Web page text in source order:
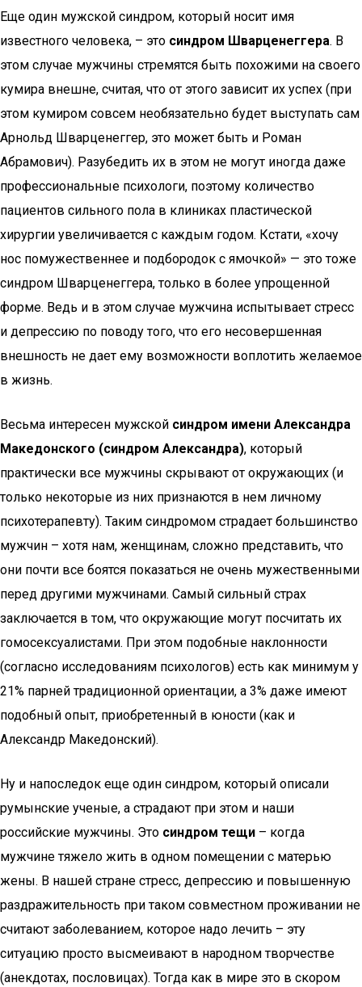
Еще один мужской синдром, который носит имя
известного человека, – это синдром Шварценеггера. В
этом случае мужчины стремятся быть похожими на своего
кумира внешне, считая, что от этого зависит их успех (при
этом кумиром совсем необязательно будет выступать сам
Арнольд Шварценеггер, это может быть и Роман
Абрамович). Разубедить их в этом не могут иногда даже
профессиональные психологи, поэтому количество
пациентов сильного пола в клиниках пластической
хирургии увеличивается с каждым годом. Кстати, «хочу
нос помужественнее и подбородок с ямочкой» — это тоже
синдром Шварценеггера, только в более упрощенной
форме. Ведь и в этом случае мужчина испытывает стресс
и депрессию по поводу того, что его несовершенная
внешность не дает ему возможности воплотить желаемое
в жизнь.
Весьма интересен мужской синдром имени Александра
Македонского (синдром Александра), который
практически все мужчины скрывают от окружающих (и
только некоторые из них признаются в нем личному
психотерапевту). Таким синдромом страдает большинство
мужчин – хотя нам, женщинам, сложно представить, что
они почти все боятся показаться не очень мужественными
перед другими мужчинами. Самый сильный страх
заключается в том, что окружающие могут посчитать их
гомосексуалистами. При этом подобные наклонности
(согласно исследованиям психологов) есть как минимум у
21% парней традиционной ориентации, а 3% даже имеют
подобный опыт, приобретенный в юности (как и
Александр Македонский).
Ну и напоследок еще один синдром, который описали
румынские ученые, а страдают при этом и наши
российские мужчины. Это синдром тещи – когда
мужчине тяжело жить в одном помещении с матерью
жены. В нашей стране стресс, депрессию и повышенную
раздражительность при таком совместном проживании не
считают заболеванием, которое надо лечить – эту
ситуацию просто высмеивают в народном творчестве
(анекдотах, пословицах). Тогда как в мире это в скором